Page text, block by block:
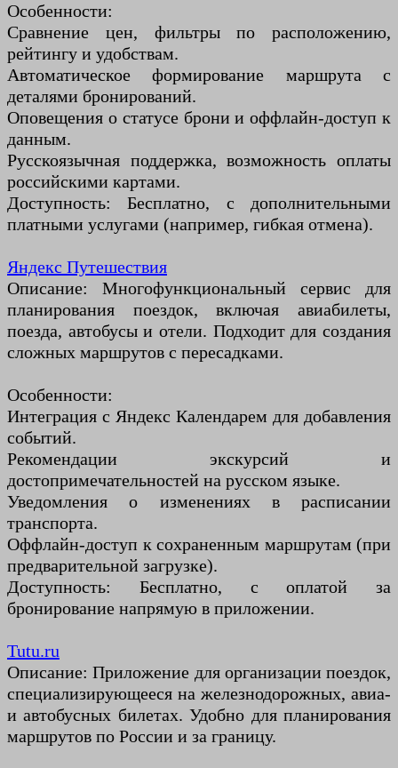
Особенности:
Сравнение цен, фильтры по расположению,
рейтингу и удобствам.
Автоматическое формирование маршрута с
деталями бронирований.
Оповещения о статусе брони и оффлайн-доступ к
данным.
Русскоязычная поддержка, возможность оплаты
российскими картами.
Доступность: Бесплатно, с дополнительными
платными услугами (например, гибкая отмена).
Яндекс Путешествия
Описание: Многофункциональный сервис для
планирования поездок, включая авиабилеты,
поезда, автобусы и отели. Подходит для создания
сложных маршрутов с пересадками.
Особенности:
Интеграция с Яндекс Календарем для добавления
событий.
Рекомендации экскурсий и
достопримечательностей на русском языке.
Уведомления о изменениях в расписании
транспорта.
Оффлайн-доступ к сохраненным маршрутам (при
предварительной загрузке).
Доступность: Бесплатно, с оплатой за
бронирование напрямую в приложении.
Tutu.ru
Описание: Приложение для организации поездок,
специализирующееся на железнодорожных, авиа-
и автобусных билетах. Удобно для планирования
маршрутов по России и за границу.